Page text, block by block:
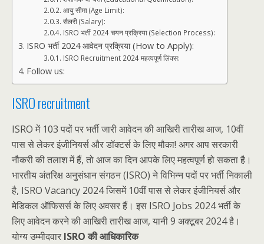
आयु सीमा (Age Limit):
सैलरी (Salary):
ISRO भर्ती 2024 चयन प्रक्रिया (Selection Process):
ISRO भर्ती 2024 आवेदन प्रक्रिया (How to Apply):
ISRO Recruitment 2024 महत्वपूर्ण लिंक्स:
Follow us:
ISRO recruitment
ISRO में 103 पदों पर भर्ती जारी आवेदन की आखिरी तारीख आज, 10वीं
पास से लेकर इंजीनियर्स और डॉक्टर्स के लिए मौका! अगर आप सरकारी
नौकरी की तलाश में हैं, तो आज का दिन आपके लिए महत्वपूर्ण हो सकता है।
भारतीय अंतरिक्ष अनुसंधान संगठन (ISRO) ने विभिन्न पदों पर भर्ती निकाली
है, ISRO Vacancy 2024 जिसमें 10वीं पास से लेकर इंजीनियर्स और
मेडिकल ऑफिसर्स के लिए अवसर हैं। इस ISRO Jobs 2024 भर्ती के
लिए आवेदन करने की आखिरी तारीख आज, यानी 9 अक्टूबर 2024 है।
योग्य उम्मीदवार ISRO की आधिकारिक